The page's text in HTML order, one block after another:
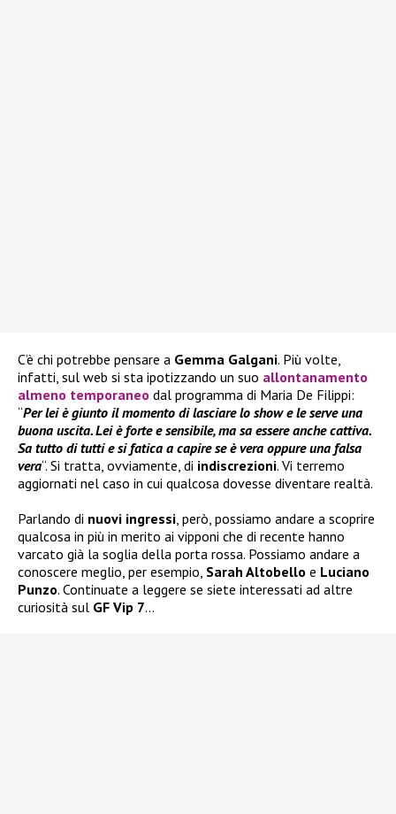
C’è chi potrebbe pensare a Gemma Galgani. Più volte,
infatti, sul web si sta ipotizzando un suo allontanamento
almeno temporaneo dal programma di Maria De Filippi:
“Per lei è giunto il momento di lasciare lo show e le serve una
buona uscita. Lei è forte e sensibile, ma sa essere anche cattiva.
Sa tutto di tutti e si fatica a capire se è vera oppure una falsa
vera“. Si tratta, ovviamente, di indiscrezioni. Vi terremo
aggiornati nel caso in cui qualcosa dovesse diventare realtà.
Parlando di nuovi ingressi, però, possiamo andare a scoprire
qualcosa in più in merito ai vipponi che di recente hanno
varcato già la soglia della porta rossa. Possiamo andare a
conoscere meglio, per esempio, Sarah Altobello e Luciano
Punzo. Continuate a leggere se siete interessati ad altre
curiosità sul GF Vip 7…